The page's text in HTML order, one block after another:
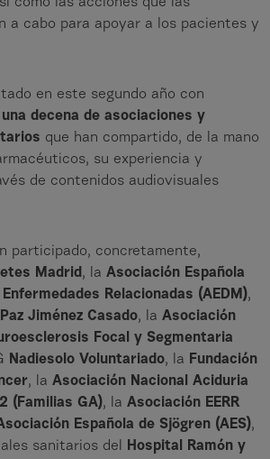
a cabo para apoyar a los pacientes y
en este segundo año con
decena de asociaciones y
que han compartido, de la mano
su experiencia y
de contenidos audiovisuales
participado, concretamente,
Madrid , la Asociación Española
Relacionadas (AEDM),
Jiménez Casado, la Asociación
Focal y Segmentaria
Nadiesolo Voluntariado, la Fundación
, la Asociación Nacional Aciduria
(Familias GA), la Asociación EERR
Española de Sjögren (AES),
sanitarios del
Hospital Ramón y